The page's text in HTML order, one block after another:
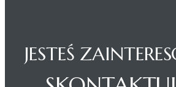
JESTEŚ